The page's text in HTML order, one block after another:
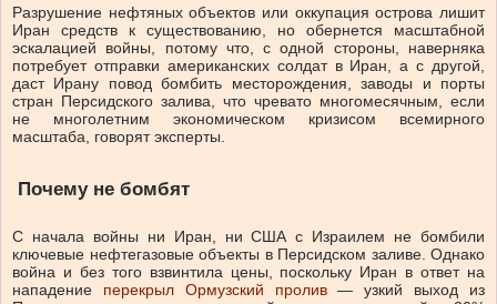
Разрушение нефтяных объектов или оккупация острова лишит
Иран средств к существованию, но обернется масштабной
эскалацией войны, потому что, с одной стороны, наверняка
потребует отправки американских солдат в Иран, а с другой,
даст Ирану повод бомбить месторождения, заводы и порты
стран Персидского залива, что чревато многомесячным, если
не многолетним экономическом кризисом всемирного
масштаба, говорят эксперты.
Почему не бомбят
С начала войны ни Иран, ни США с Израилем не бомбили
ключевые нефтегазовые объекты в Персидском заливе. Однако
война и без того взвинтила цены, поскольку Иран в ответ на
нападение перекрыл Ормузский пролив— узкий выход из